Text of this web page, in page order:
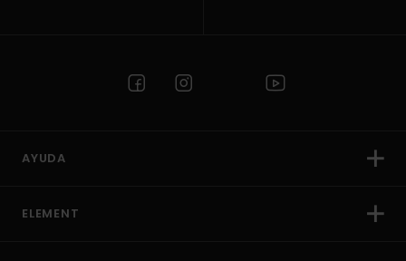
AYUDA
ELEMENT